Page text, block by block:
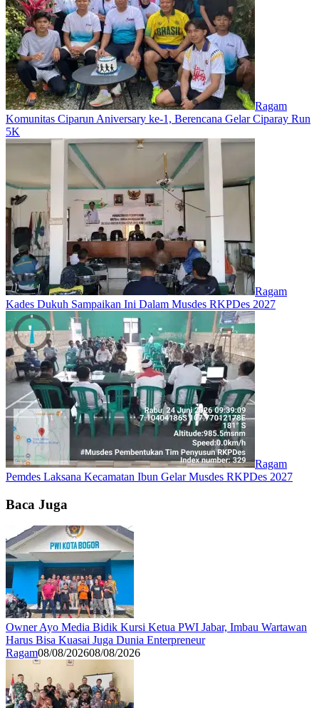
Ragam
Komunitas Ciparun Aniversary ke-1, Berencana Gelar Ciparay Run
5K
Ragam
Kades Dukuh Sampaikan Ini Dalam Musdes RKPDes 2027
Ragam
Pemdes Laksana Kecamatan Ibun Gelar Musdes RKPDes 2027
Baca Juga
Owner Ayo Media Bidik Kursi Ketua PWI Jabar, Imbau Wartawan
Harus Bisa Kuasai Juga Dunia Enterpreneur
Ragam08/08/202608/08/2026